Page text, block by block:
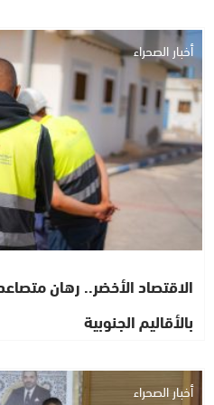
أخبار الصحراء
الاقتصاد الأخضر.. رهان
بالأقاليم الجنوبية
أخبار الصحراء